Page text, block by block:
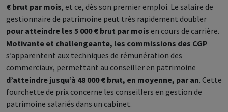
€ brut par mois, et ce, dès son premier emploi. Le salaire de
gestionnaire de patrimoine peut très rapidement doubler
pour atteindre les 5 000 € brut par mois en cours de carrière.
Motivante et challengeante, les commissions des CGP
s’apparentent aux techniques de rémunération des
commerciaux, permettant au conseiller en patrimoine
d’atteindre jusqu’à 48 000 € brut, en moyenne, par an. Cette
fourchette de prix concerne les conseillers en gestion de
patrimoine salariés dans un cabinet.